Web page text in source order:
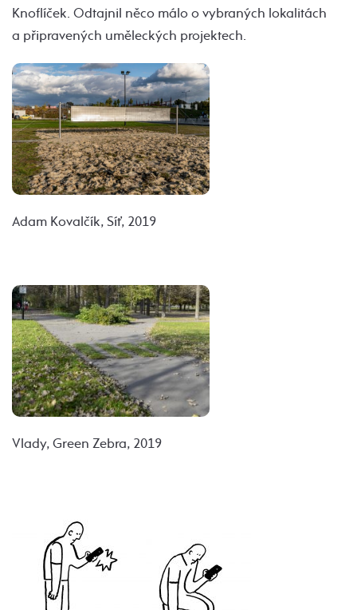
Knoflíček. Odtajnil něco málo o vybraných lokalitách
a připravených uměleckých projektech.
Adam Kovalčík, Síť, 2019
Vlady, Green Zebra, 2019